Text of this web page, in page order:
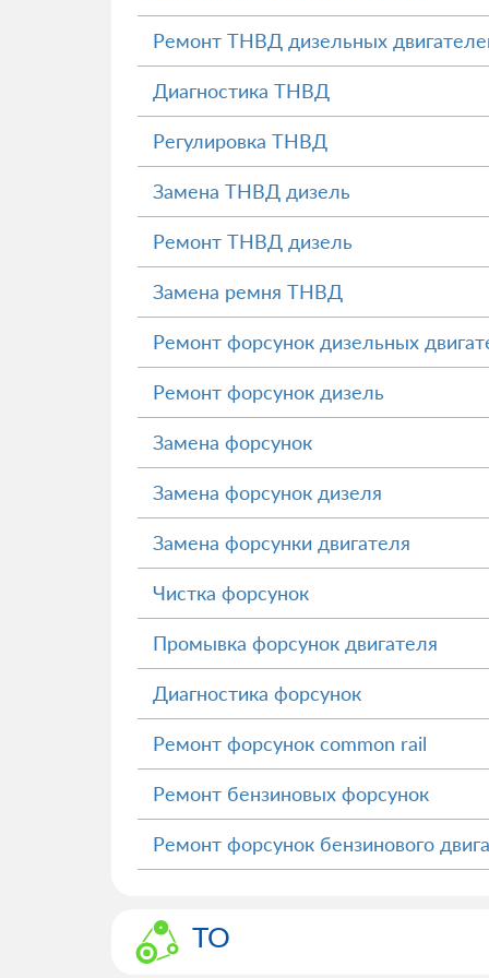
Ремонт ТНВД дизельных
Диагностика ТНВД
Регулировка ТНВД
Замена ТНВД дизель
Ремонт ТНВД дизель
Замена ремня ТНВД
Ремонт форсунок дизельных
Ремонт форсунок дизель
Замена форсунок
Замена форсунок дизеля
Замена форсунки двигателя
Чистка форсунок
Промывка форсунок двигателя
Диагностика форсунок
Ремонт форсунок common rail
Ремонт бензиновых форсунок
Ремонт форсунок бензинового
ТО